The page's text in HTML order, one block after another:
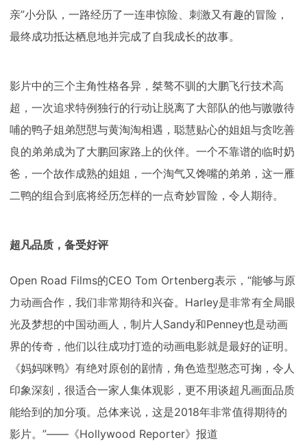
亲”小分队，一路经历了一连串惊险、刺激又有趣的冒险，
最终成功抵达栖息地并完成了自我成长的故事。
影片中的三个主角性格各异，桀骜不驯的大鹏飞行技术高
超，一次追求特例独行的行动让脱离了大部队的他与嗷嗷待
哺的鸭子姐弟憇憇与黄淘淘相遇 ，聪慧贴心的姐姐与贪吃善
良的弟弟成为了大鹏回家路上的伙伴。一个不靠谱的临时奶
爸，一个故作成熟的姐姐，一个淘气又馋嘴的弟弟，这一雁
二鸭的组合到底将经历怎样的一点奇妙冒险，令人期待。
超凡品质，备受好评
Open Road Films的CEO Tom Ortenberg表示，“能够与原
力动画合作，我们非常期待和兴奋。 Harley是非常有全局眼
光及梦想的中国动画人，制片人Sandy和Penney也是动画
界的传奇，他们以往成功打造的动画电影就是最好的证明。
《妈妈咪鸭》有绝对原创的剧情，角色造型憨态可掬，令人
印象深刻，很适合一家人集体观影，更不用谈超凡画面品质
能给到的加分项。总体来说，这是2018年非常值得期待的
影片。”——《Hollywood Reporter》报道